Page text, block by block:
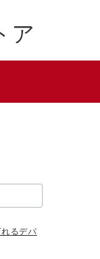
ア